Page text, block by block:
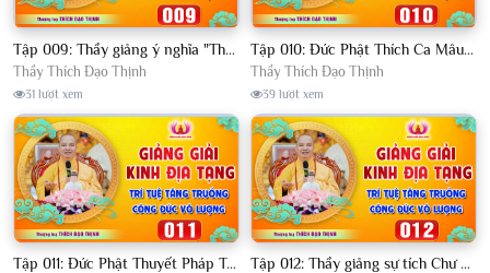
Tập 009: Thầy giảng ý nghĩa "Thần Thông Thuyết Pháp Trên Cung Trời Đao Lợi" - Thầy Thích Đạo Thịnh
Thầy Thích Đạo Thịnh
31 lượt xem
Tập 010: Đức Phật Thích Ca Mâu Ni Được Tán Dương, Khen Ngợi Như Thế Nào?│Thầy Thích Đạo Thịnh
Thầy Thích Đạo Thịnh
39 lượt xem
Tập 011: Đức Phật Thuyết Pháp Trên Cung Trời Đao Lợi (Vô cùng vi diệu)│Thầy Thích Đạo Thịnh Tập 012: Thầy giảng sự tích Chư Vị Quỷ Thần ở cõi Sa Bà chúng ta │Thầy Thích Đạo Thịnh